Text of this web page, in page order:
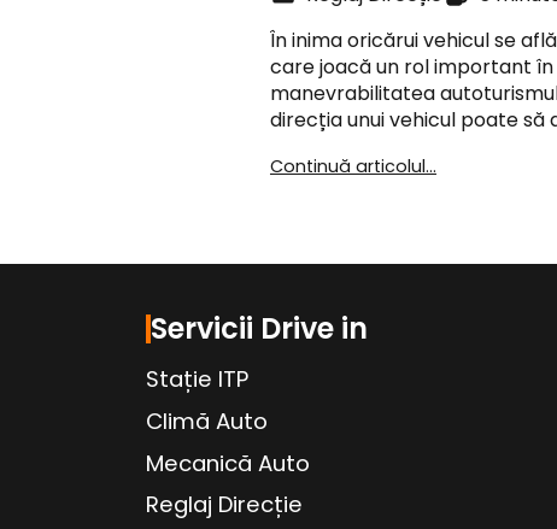
În inima oricărui vehicul se
care joacă un rol important în
manevrabilitatea
direcția unui vehicul poate să
Continuă articolul...
Servicii Drive in
Stație ITP
Climă Auto
Mecanică Auto
Reglaj Direcție